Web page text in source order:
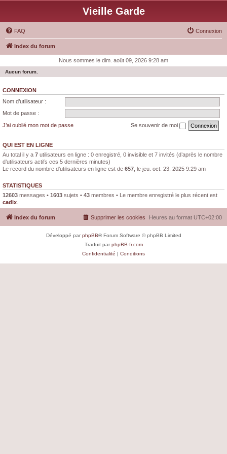
Vieille Garde
FAQ Connexion
Index du forum
Nous sommes le dim. août 09, 2026 9:28 am
Aucun forum.
CONNEXION
Nom d’utilisateur :
Mot de passe :
J’ai oublié mon mot de passe
Se souvenir de moi
QUI EST EN LIGNE
Au total il y a 7 utilisateurs en ligne : 0 enregistré, 0 invisible et 7 invités (d’après le nombre
d’utilisateurs actifs ces 5 dernières minutes)
Le record du nombre d’utilisateurs en ligne est de 657 , le jeu. oct. 23, 2025 9:29 am
STATISTIQUES
12603 messages • 1603 sujets • 43 membres • Le membre enregistré le plus récent est
cadix
Index du forum Heures au format UTC+02:00
Supprimer les cookies
Développé parphpBB® Forum Software © phpBB Limited
Traduit parphpBB-fr.com
Confidentialité | Conditions